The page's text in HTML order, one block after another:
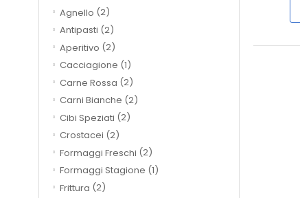
Agnello (2)
Antipasti (2)
Aperitivo (2)
Cacciagione (1)
Carne Rossa (2)
Carni Bianche (2)
Cibi Speziati (2)
Crostacei (2)
Formaggi Freschi (2)
Formaggi Stagione (1)
Frittura (2)